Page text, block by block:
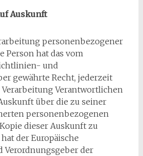
Auskunft
personenbezogener
Person hat das vom
und
gewährte Recht, jederzeit
Verantwortlichen
über die zu seiner
personenbezogenen
dieser Auskunft zu
der Europäische
der